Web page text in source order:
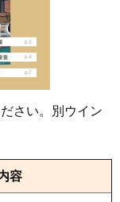
さい。別ウイン
容